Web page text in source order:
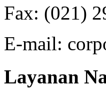
Fax: (021)
E-mail:
Layanan